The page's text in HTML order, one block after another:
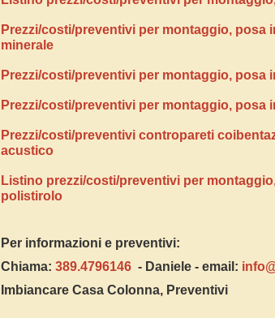
Prezzi/costi/preventivi per montaggio,
minerale
Prezzi/costi/preventivi per montaggio, posa
Prezzi/costi/preventivi per montaggio,
Prezzi/costi/preventivi contropareti
acustico
Listino prezzi/costi/preventivi per
polistirolo
Per informazioni e
Chiama: 389.4796146 - Daniele - email:
Imbiancare Casa Colonna, Preventivi